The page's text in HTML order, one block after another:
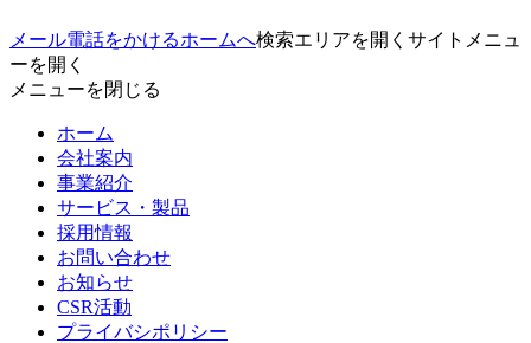
メール電話をかけるホームへ検索エリアを開く サイトメニュ
ーを開く
メニューを閉じる
ホーム
会社案内
事業紹介
サービス・製品
採用情報
お問い合わせ
お知らせ
CSR活動
プライバシポリシー